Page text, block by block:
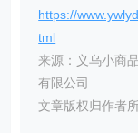
https://
tml
来源：义乌小商
有限公司
文章版权归作者